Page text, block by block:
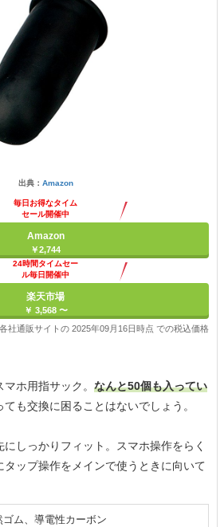
出典： Amazon
毎日お得なタイム
セール開催中
Amazon
￥2,744
24時間タイムセー
ル毎日開催中
楽天市場
￥ 3,568 〜
社通販サイトの 2025年09月16日時点 での税込価格
ホ用指サック。 なんと50個も入ってい
も交換に困ることはないでしょう。
しっかりフィット。スマホ操作をらく
タップ操作をメインで使うときに向いて
ゴム、導電性カーボン